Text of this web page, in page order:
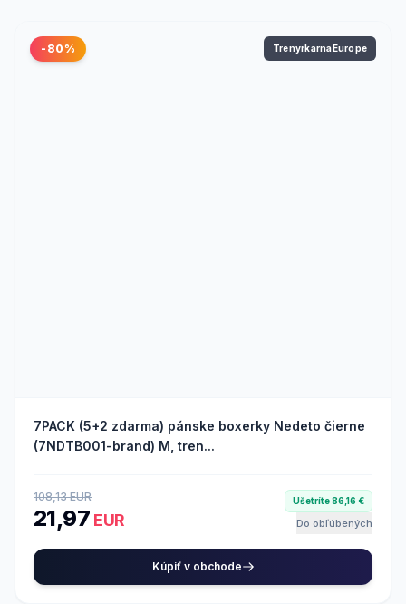
-80% TrenyrkarnaEurope
7PACK (5+2 zdarma) pánske boxerky Nedeto čierne
(7NDTB001-brand) M, tren...
108,13 EUR
21,97 EUR
Ušetríte 86,16 €
Do obľúbených
Kúpiť v obchode